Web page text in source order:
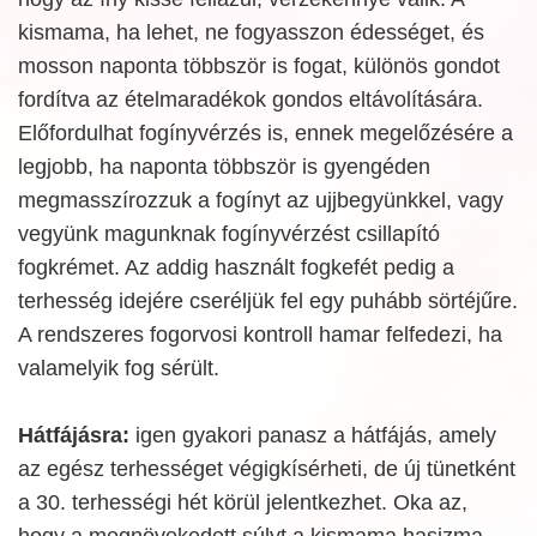
kismama, ha lehet, ne fogyasszon édességet, és
mosson naponta többször is fogat, különös gondot
fordítva az ételmaradékok gondos eltávolítására.
Előfordulhat fogínyvérzés is, ennek megelőzésére a
legjobb, ha naponta többször is gyengéden
megmasszírozzuk a fogínyt az ujjbegyünkkel, vagy
vegyünk magunknak fogínyvérzést csillapító
fogkrémet. Az addig használt fogkefét pedig a
terhesség idejére cseréljük fel egy puhább sörtéjűre.
A rendszeres fogorvosi kontroll hamar felfedezi, ha
valamelyik fog sérült.
Hátfájásra: igen gyakori panasz a hátfájás, amely
az egész terhességet végigkísérheti, de új tünetként
a 30. terhességi hét körül jelentkezhet. Oka az,